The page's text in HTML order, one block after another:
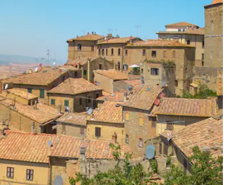
またはスワイプして検索結果を確認することができます。